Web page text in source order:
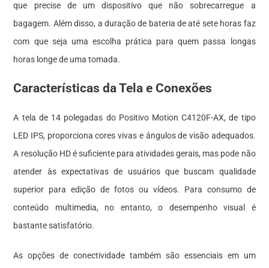
que precise de um dispositivo que não sobrecarregue a
bagagem. Além disso, a duração de bateria de até sete horas faz
com que seja uma escolha prática para quem passa longas
horas longe de uma tomada.
Características da Tela e Conexões
A tela de 14 polegadas do Positivo Motion C4120F-AX, de tipo
LED IPS, proporciona cores vivas e ângulos de visão adequados.
A resolução HD é suficiente para atividades gerais, mas pode não
atender às expectativas de usuários que buscam qualidade
superior para edição de fotos ou vídeos. Para consumo de
conteúdo multimedia, no entanto, o desempenho visual é
bastante satisfatório.
As opções de conectividade também são essenciais em um